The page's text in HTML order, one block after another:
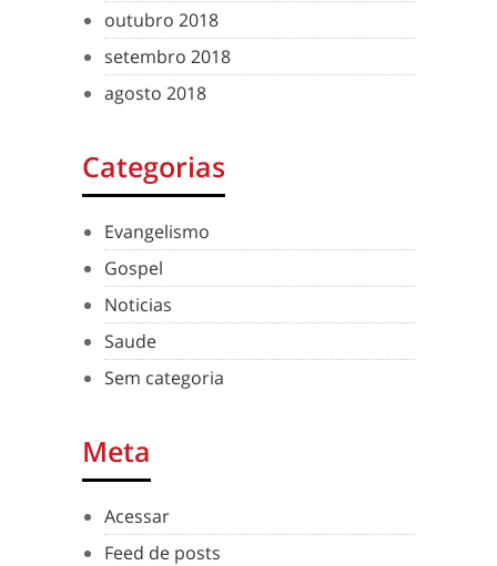
outubro 2018
setembro 2018
agosto 2018
Categorias
Evangelismo
Gospel
Noticias
Saude
Sem categoria
Meta
Acessar
Feed de posts